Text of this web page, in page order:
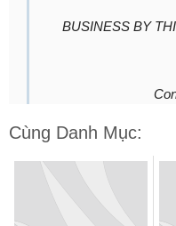
BUSINESS BY
Cùng Danh Mục: